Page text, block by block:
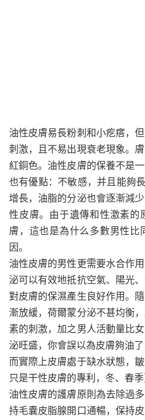
油性皮膚易長粉刺和小疙瘩，
刺激，且不易出現衰老現象。
紅銅色。油性皮膚的保養不是
也有優點：不敏感，并且能夠
增長，油脂的分泌也會逐漸減
性皮膚。由于遺傳和性激素的
膚，這也是為什么多數男性比
因。
油性皮膚的男性更需要水合作
泌可以有效地抵抗空氣、陽光
對皮膚的保濕產生良好作用。
漸放緩，荷爾蒙分泌不甚均衡
素的刺激，加之男人活動量比
泌旺盛，你會誤以為皮膚夠油了
而實際上皮膚處于缺水狀態，
只是干性皮膚的專利，冬、春
油性皮膚的護膚原則為去除過
持毛囊皮脂腺開口通暢，保持